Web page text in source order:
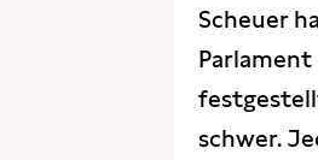
Scheuer
schwer.